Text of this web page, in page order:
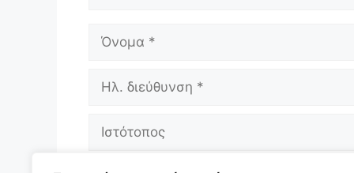
διεύθυνση
Αποθήκευσε το όνομά μου, email, και